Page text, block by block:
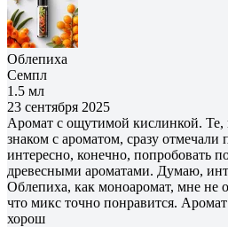
Облепиха
Семпл
1.5 мл
23 сентября 2025
Аромат с ощутимой кислинкой. Те,
знаком с ароматом, сразу отмечали
интересно, конечно, попробовать
древесными ароматами. Думаю,
Облепиха, как моноаромат, мне не
что микс точно понравится.
хорош